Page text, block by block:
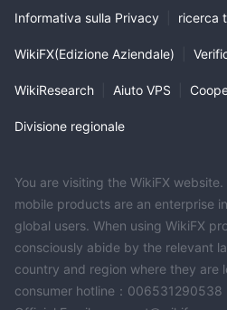
Informativa sulla Privacy ricerca
WikiFX(Edizione Aziendale)
WikiResearch Aiuto VPS
Divisione regionale
You are visiting the WikiFX
mobile products are an enterprise
global users. When using WikiFX
consciously abide by the relevant
country and region where they are
consumer hotline：006531290538